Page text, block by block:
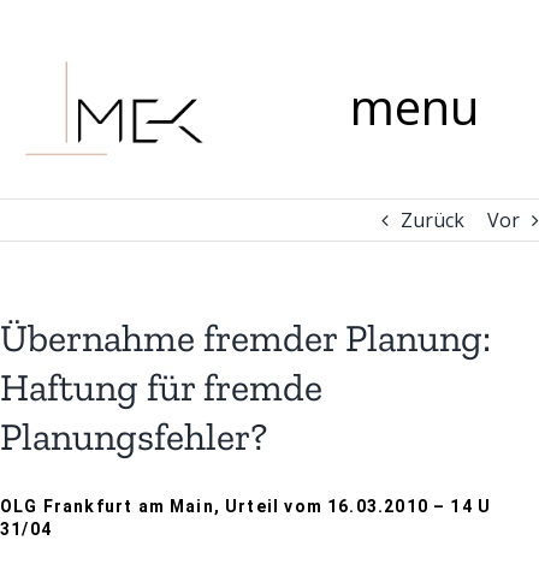
menu
Zurück Vor
Übernahme fremder Planung:
Haftung für fremde
Planungsfehler?
OLG Frankfurt am Main, Urteil vom 16.03.2010 – 14 U
31/04